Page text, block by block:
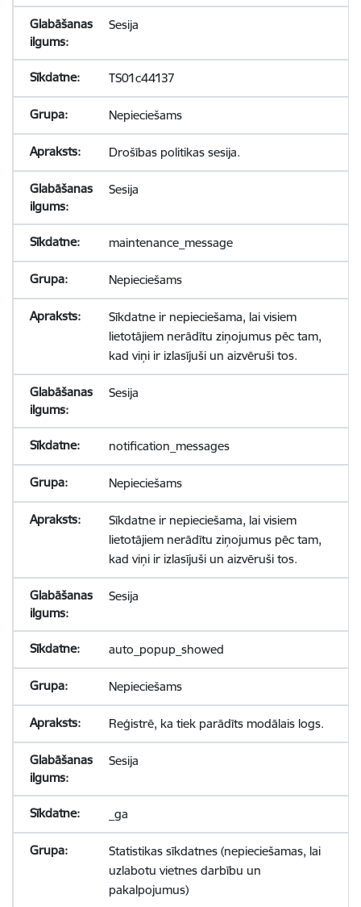
Sesija
TS01c44137
Nepieciešams
Drošības politikas sesija.
Sesija
maintenance_message
Nepieciešams
Sīkdatne ir nepieciešama, lai visiem
lietotājiem nerādītu ziņojumus pēc tam,
kad viņi ir izlasījuši un aizvēruši tos.
Sesija
notification_messages
Nepieciešams
Sīkdatne ir nepieciešama, lai visiem
lietotājiem nerādītu ziņojumus pēc tam,
kad viņi ir izlasījuši un aizvēruši tos.
Sesija
auto_popup_showed
Nepieciešams
Reģistrē, ka tiek parādīts modālais logs.
Sesija
_ga
Statistikas sīkdatnes (nepieciešamas, lai
uzlabotu vietnes darbību un
pakalpojumus)